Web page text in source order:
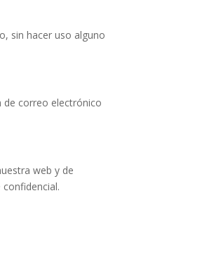
sin hacer uso alguno
de correo electrónico
web y de